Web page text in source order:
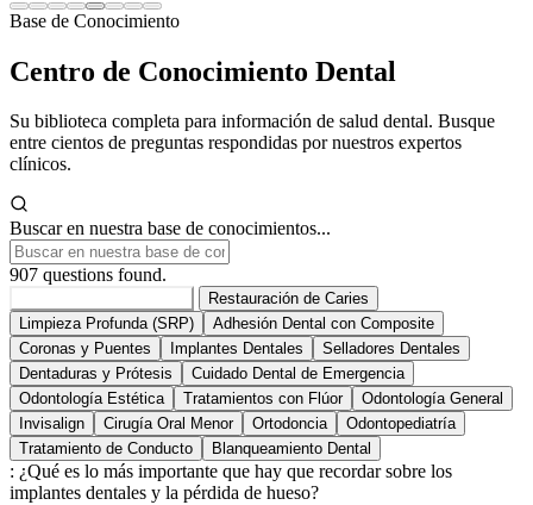
Base de Conocimiento
Centro de Conocimiento Dental
Su biblioteca completa para información de salud dental. Busque
entre cientos de preguntas respondidas por nuestros expertos
clínicos.
Buscar en nuestra base de conocimientos...
907 questions found.
Restauración de Caries
Limpieza Profunda (SRP)
Adhesión Dental con Composite
Coronas y Puentes
Implantes Dentales
Selladores Dentales
Dentaduras y Prótesis
Cuidado Dental de Emergencia
Odontología Estética
Tratamientos con Flúor
Odontología General
Invisalign
Cirugía Oral Menor Ortodoncia
Odontopediatría
Tratamiento de Conducto
Blanqueamiento Dental
: ¿Qué es lo más importante que hay que recordar sobre los
implantes dentales y la pérdida de hueso?